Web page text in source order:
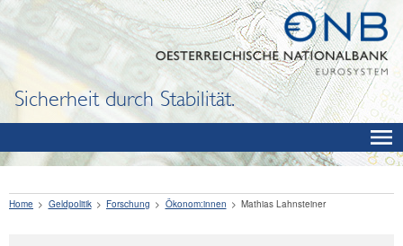
Sicherheit durch Stabilität.
Home Geldpolitik Forschung Ökonom:innen Mathias Lahnsteiner